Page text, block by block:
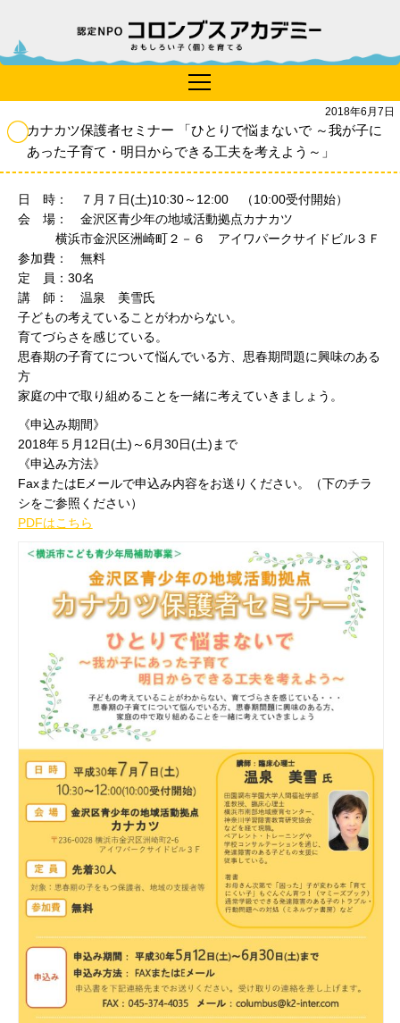
カナカツ保護者セミナー 「ひとりで悩まないで ～我が子に
あった子育て・明日からできる工夫を考えよう～」
2018年6月7日
日 時： ７月７日(土)10:30～12:00 （10:00受付開始）
会 場： 金沢区青少年の地域活動拠点カナカツ
横浜市金沢区洲崎町２－６ アイワパークサイドビル３Ｆ
参加費： 無料
定 員：30名
講 師： 温泉 美雪氏
子どもの考えていることがわからない。
育てづらさを感じている。
思春期の子育てについて悩んでいる方、思春期問題に興味のある
方
家庭の中で取り組めることを一緒に考えていきましょう。
《申込み期間》
2018年５月12日(土)～6月30日(土)まで
《申込み方法》
FaxまたはEメールで申込み内容をお送りください。（下のチラ
シをご参照ください）
PDFはこちら